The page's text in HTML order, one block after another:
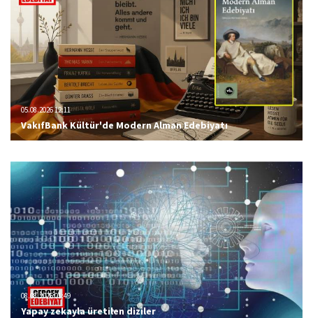
05.08.2026 12:11
VakıfBank Kültür'de Modern Alman Edebiyatı
08.08.2026 01:49
Yapay zekayla üretilen diziler